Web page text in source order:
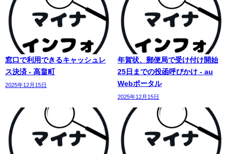
窓口で利用できるキャッシュレ
ス決済 - 高畠町
2025年12月15日
年賀状、郵便局で受け付け開始
25日までの投函呼びかけ - au
Webポータル
2025年12月15日